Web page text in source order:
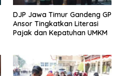
DJP Jawa Timur Gandeng GP
Ansor Tingkatkan Literasi
Pajak dan Kepatuhan UMKM